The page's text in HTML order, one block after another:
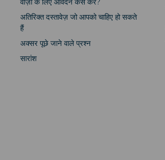
अतिरिक्त दस्तावेज़ जो आपको चाहिए हो सकते
हैं
अक्सर पूछे जाने वाले प्रश्न
सारांश